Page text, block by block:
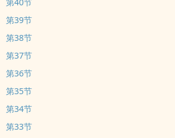
第39节
第38节
第37节
第36节
第35节
第34节
第33节